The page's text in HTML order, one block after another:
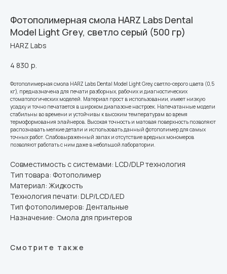
Фотополимерная смола HARZ Labs Dental
Model Light Grey, светло серый (500 гр)
HARZ Labs
4 830 р.
Фотополимерная смола HARZ Labs Dental Model Light Grey, светло-серого цвета (0,5
кг), предназначена для печати разборных, рабочих и диагностических
стоматологических моделей. Материал прост в использовании, имеет низкую
усадку и точно печатается в широком диапазоне настроек. Напечатанные модели
стабильны во времени и устойчивы к высоким температурам во время
термоформования элайнеров. Высокая точность и матовая поверхность позволяют
распознавать мелкие детали и использовать данный фотополимер для самых
точных работ. Слабовыраженный запах и отсутствие вредных мономеров
позволяют работать с ним даже в небольшой лаборатории.
Совместимость с системами: LCD/DLP технология
Тип товара: Фотополимер
Материал: Жидкость
Технология печати: DLP/LCD/LED
Тип фотополимеров: Дентальные
Назначение: Смола для принтеров
Смотрите также